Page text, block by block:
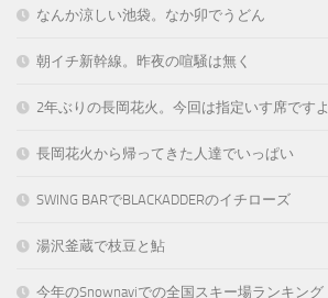
なんか涼しい池袋。なか卯でうどん
朝イチ新幹線。昨夜の喧騒は無く
2年ぶりの長岡花火。今回は指定いす席ですよ
長岡花火から帰ってきた人達でいっぱい
SWING BARでBLACKADDERのイチローズ
湯沢釜蔵で枝豆と鮎
今年のSnownaviでの全国スキー場ランキング